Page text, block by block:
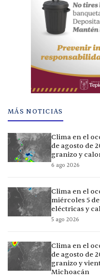
MÁS NOTICIAS
Clima en el
de agosto de
granizo y
6 ago 2026
Clima en el
miércoles 5
eléctricas y
5 ago 2026
Clima en el
de agosto de
granizo y
Michoacán